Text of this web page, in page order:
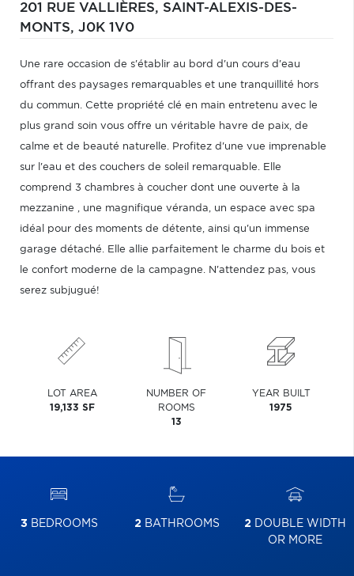
201 RUE VALLIÈRES, SAINT-ALEXIS-DES-
MONTS, J0K 1V0
Une rare occasion de s'établir au bord d'un cours d'eau
offrant des paysages remarquables et une tranquillité hors
du commun. Cette propriété clé en main entretenu avec le
plus grand soin vous offre un véritable havre de paix, de
calme et de beauté naturelle. Profitez d'une vue imprenable
sur l'eau et des couchers de soleil remarquable. Elle
comprend 3 chambres à coucher dont une ouverte à la
mezzanine , une magnifique véranda, un espace avec spa
idéal pour des moments de détente, ainsi qu'un immense
garage détaché. Elle allie parfaitement le charme du bois et
le confort moderne de la campagne. N'attendez pas, vous
serez subjugué!
LOT AREA
19,133 SF
NUMBER OF
ROOMS
13
YEAR BUILT
1975
3 BEDROOMS 2BATHROOMS 2DOUBLE WIDTH
OR MORE